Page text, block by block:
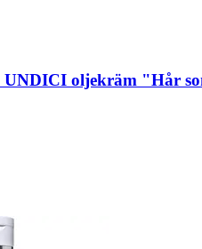
UNDICI oljekräm "Hår